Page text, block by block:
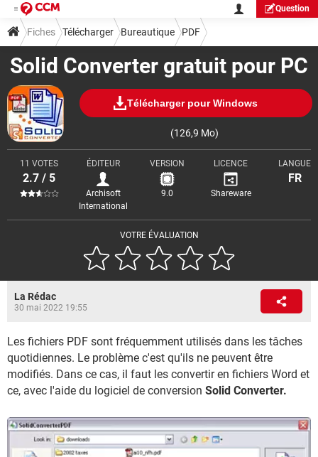
Question
Solid Converter gratuit pour PC
Télécharger pour Windows
(126,9 Mo)
VOTRE ÉVALUATION
11 VOTES
2.7 / 5
ÉDITEUR
Archisoft
International
VERSION
9.0
LICENCE
Shareware
LANGUE
FR
Fiches Télécharger Bureautique PDF
La Rédac
30 mai 2022 19:55
Les fichiers PDF sont fréquemment utilisés dans les tâches
quotidiennes. Le problème c'est qu'ils ne peuvent être
modifiés. Dans ce cas, il faut les convertir en fichiers Word et
ce, avec l'aide du logiciel de conversion Solid Converter.